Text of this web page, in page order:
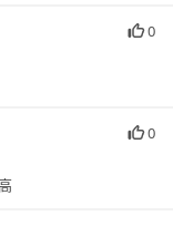
0
0